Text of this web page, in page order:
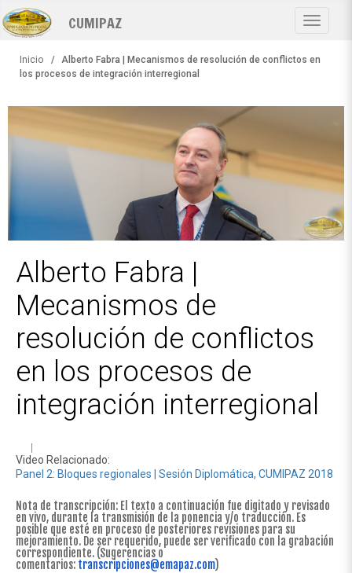
Pasar
al
contenido
Toggle
CUMIPAZ
Inicio
Alberto Fabra | Mecanismos de resolución de conflictos en
los procesos de integración interregional
Alberto Fabra |
Mecanismos de
resolución de conflictos
en los procesos de
integración interregional
Video Relacionado:
Panel 2: Bloques regionales | Sesión Diplomática, CUMIPAZ 2018
Nota de transcripción: El texto a continuación fue digitado y revisado
en vivo, durante la transmisión de la ponencia y/o traducción. Es
posible que esté en proceso de posteriores revisiones para su
mejoramiento. De ser requerido, puede ser verificado con la grabación
correspondiente. (Sugerencias o
comentarios: transcripciones@emapaz.com)